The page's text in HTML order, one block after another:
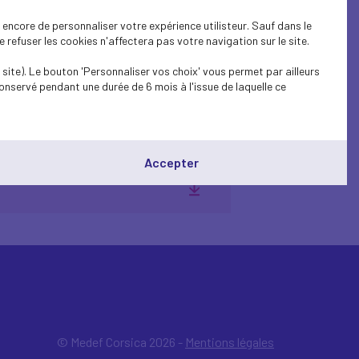
signée entre l’entreprise et la
un questions-réponses.
© Medef Corsica 2026 - Mentions légales
de personnaliser votre expérience utilisteur. Sauf dans le
les cookies n'affectera pas votre navigation sur le site.
Le bouton 'Personnaliser vos choix' vous permet par ailleurs
pendant une durée de 6 mois à l'issue de laquelle ce
Accepter